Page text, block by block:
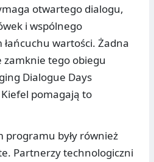
otwartego dialogu,
i wspólnego
łańcuchu wartości. Żadna
tego obiegu
Dialogue Days
pomagają to
były również
Partnerzy technologiczni